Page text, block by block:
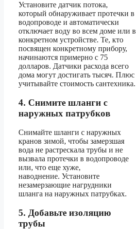
Установите датчик потока,
который обнаруживает протечки в
водопроводе и автоматически
отключает воду во всем доме или в
конкретном устройстве. Те, кто
посвящен конкретному прибору,
начинаются примерно с 75
долларов. Датчики расхода всего
дома могут достигать тысяч. Плюс
учитывайте стоимость сантехника.
4. Снимите шланги с
наружных патрубков
Снимайте шланги с наружных
кранов зимой, чтобы замерзшая
вода не растрескала трубы и не
вызвала протечки в водопроводе
или, что еще хуже,
наводнение. Установите
незамерзающие нагрудники
шланга на наружных патрубках.
5. Добавьте изоляцию
трубы